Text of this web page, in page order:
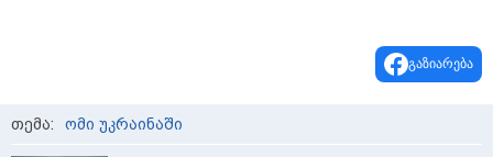
გაზიარება
თემა: ომი უკრაინაში